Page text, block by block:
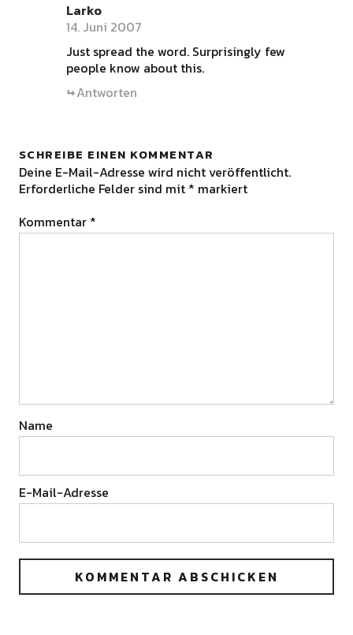
Larko
14. Juni 2007
Just spread the word. Surprisingly few
people know about this.
Antworten
SCHREIBE EINEN KOMMENTAR
Deine E-Mail-Adresse wird nicht veröffentlicht.
Erforderliche Felder sind mit * markiert
Kommentar *
Name
E-Mail-Adresse